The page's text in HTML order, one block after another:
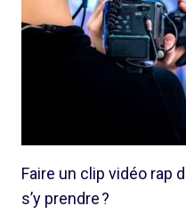
Faire un clip vidéo rap
s’y prendre ?